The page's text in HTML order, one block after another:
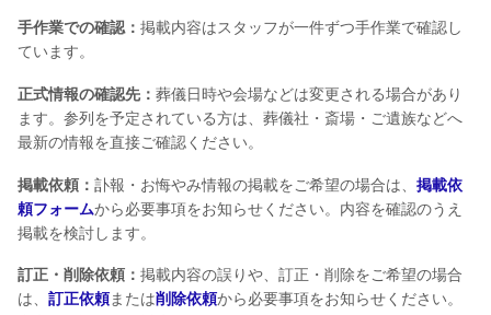
手作業での確認： 掲載内容はスタッフが一件ずつ手作業で確認し
ています。
正式情報の確認先： 葬儀日時や会場などは変更される場合があり
ます。参列を予定されている方は、葬儀社・斎場・ご遺族などへ
最新の情報を直接ご確認ください。
掲載依頼： 訃報・お悔やみ情報の掲載をご希望の場合は、 掲載依
頼フォームから必要事項をお知らせください。内容を確認のうえ
掲載を検討します。
訂正・削除依頼： 掲載内容の誤りや、訂正・削除をご希望の場合
は、 訂正依頼または削除依頼から必要事項をお知らせください。